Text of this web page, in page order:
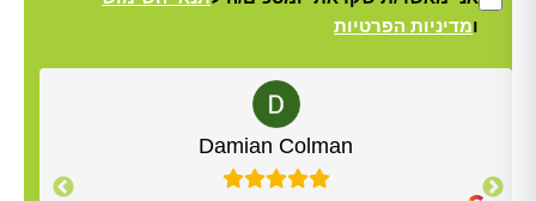
ומדיניות הפרטיות
Yisrael Woolf